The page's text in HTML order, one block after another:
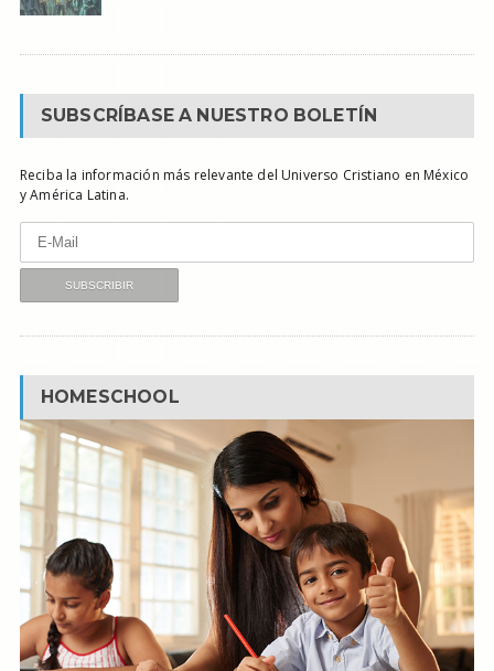
SUBSCRÍBASE A NUESTRO BOLETÍN
Reciba la información más relevante del Universo Cristiano en México
y América Latina.
HOMESCHOOL